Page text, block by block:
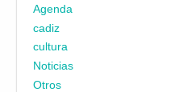
Agenda
cadiz
cultura
Noticias
Otros